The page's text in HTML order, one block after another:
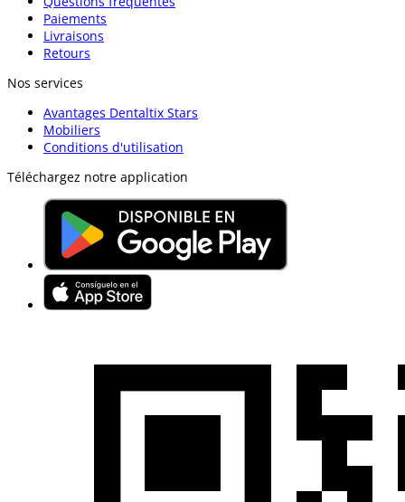
Paiements
Livraisons
Retours
Nos services
Avantages Dentaltix Stars
Mobiliers
Conditions d'utilisation
Téléchargez notre application